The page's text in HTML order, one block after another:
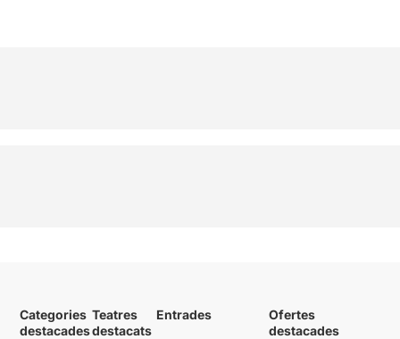
Categories
destacades
Teatres
destacats
Entrades
Ofertes
destacades